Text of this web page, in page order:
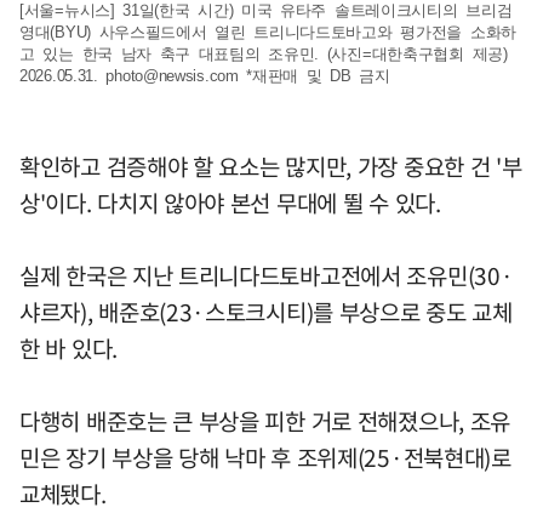
[서울=뉴시스] 31일(한국 시간) 미국 유타주 솔트레이크시티의 브리검
영대(BYU) 사우스필드에서 열린 트리니다드토바고와 평가전을 소화하
고 있는 한국 남자 축구 대표팀의 조유민. (사진=대한축구협회 제공)
2026.05.31.photo@newsis.com *재판매 및 DB 금지
확인하고 검증해야 할 요소는 많지만, 가장 중요한 건 '부
상'이다. 다치지 않아야 본선 무대에 뛸 수 있다.
실제 한국은 지난 트리니다드토바고전에서 조유민(30·
샤르자), 배준호(23·스토크시티)를 부상으로 중도 교체
한 바 있다.
다행히 배준호는 큰 부상을 피한 거로 전해졌으나, 조유
민은 장기 부상을 당해 낙마 후 조위제(25·전북현대)로
교체됐다.